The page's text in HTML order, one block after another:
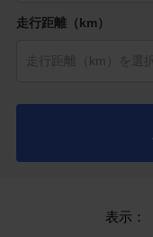
走行距離（km）
表示：